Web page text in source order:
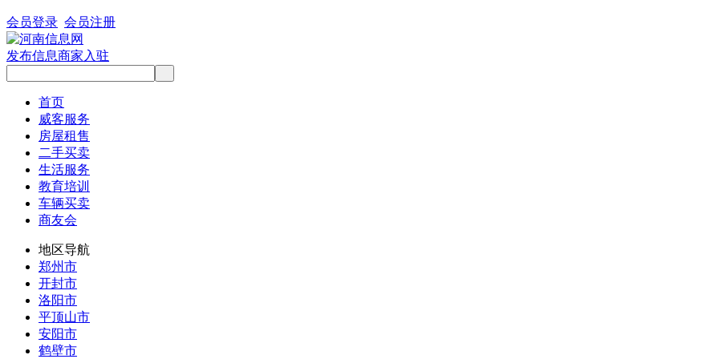
会员登录 会员注册
发布信息商家入驻
首页
威客服务
房屋租售
二手买卖
生活服务
教育培训
车辆买卖
商友会
地区导航
郑州市
开封市
洛阳市
平顶山市
安阳市
鹤壁市